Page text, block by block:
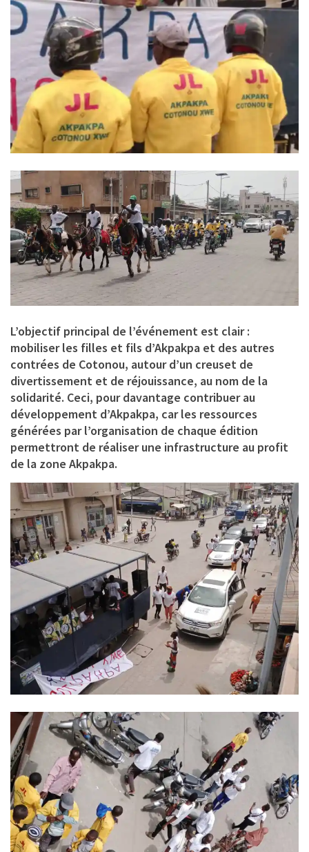
L’objectif principal de l’événement est clair :
mobiliser les filles et fils d’Akpakpa et des autres
contrées de Cotonou, autour d’un creuset de
divertissement et de réjouissance, au nom de la
solidarité. Ceci, pour davantage contribuer au
développement d’Akpakpa, car les ressources
générées par l’organisation de chaque édition
permettront de réaliser une infrastructure au profit
de la zone Akpakpa.